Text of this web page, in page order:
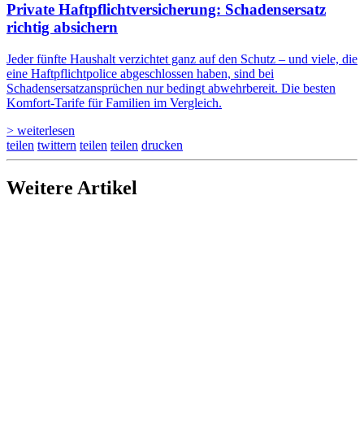
Private Haftpflicht­versicherung: Schadensersatz
richtig absichern
Jeder fünfte Haushalt verzichtet ganz auf den Schutz – und viele, die
eine Haftpflichtpolice abgeschlossen haben, sind bei
Schadensersatzansprüchen nur bedingt abwehrbereit. Die besten
Komfort-Tarife für Familien im Vergleich.
> weiterlesen
teilen twittern teilen teilen drucken
Weitere Artikel